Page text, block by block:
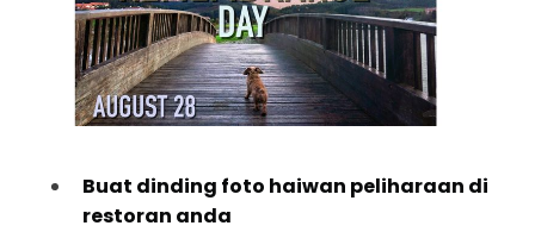
Buat dinding foto haiwan peliharaan di
restoran anda